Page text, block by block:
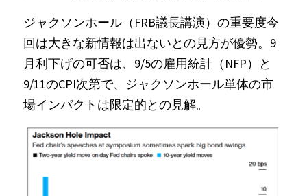
ジャクソンホール（FRB議長講演）の重要度今
回は大きな新情報は出ないとの見方が優勢。9
月利下げの可否は、9/5の雇用統計（NFP）と
9/11のCPI次第で、ジャクソンホール単体の市
場インパクトは限定的との見解。